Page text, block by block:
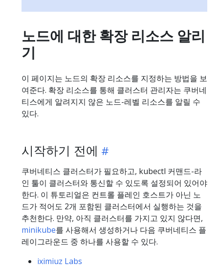
노드에 대한 확장 리소스 알리
기
이 페이지는 노드의 확장 리소스를 지정하는 방법을 보
여준다. 확장 리소스를 통해 클러스터 관리자는 쿠버네
티스에게 알려지지 않은 노드-레벨 리소스를 알릴 수
있다.
시작하기 전에
쿠버네티스 클러스터가 필요하고, kubectl 커맨드-라
인 툴이 클러스터와 통신할 수 있도록 설정되어 있어야
한다. 이 튜토리얼은 컨트롤 플레인 호스트가 아닌 노
드가 적어도 2개 포함된 클러스터에서 실행하는 것을
추천한다. 만약, 아직 클러스터를 가지고 있지 않다면,
minikube를 사용해서 생성하거나 다음 쿠버네티스 플
레이그라운드 중 하나를 사용할 수 있다.
iximiuz Labs